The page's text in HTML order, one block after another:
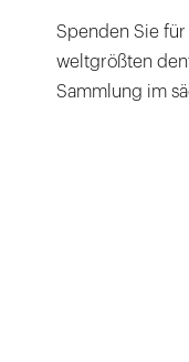
Spenden Sie
weltgrößten
Sammlung im